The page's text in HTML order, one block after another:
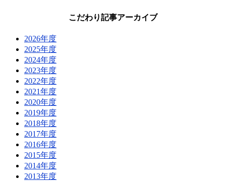
こだわり記事アーカイブ
2026年度
2025年度
2024年度
2023年度
2022年度
2021年度
2020年度
2019年度
2018年度
2017年度
2016年度
2015年度
2014年度
2013年度